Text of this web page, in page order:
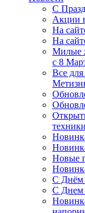
С
Акции
На
На
Милые
с 8
Все для
техники
Новые
С Днём
С Днем